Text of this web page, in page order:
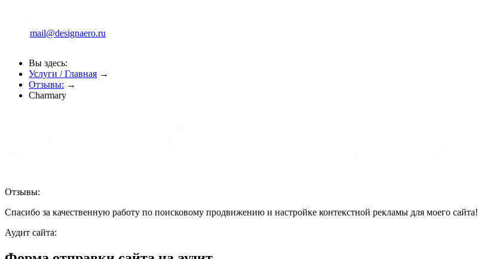
mail@designaero.ru
Вы здесь:
Услуги / Главная →
Отзывы: →
Charmary
Отзывы:
Спасибо за качественную работу по поисковому продвижению и настройке контекстной рекламы для моего сайта!
Аудит сайта: